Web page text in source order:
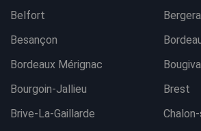
Belfort
Besançon
Bordeaux Mérignac
Bourgoin-Jallieu
Brest
Brive-La-Gaillarde